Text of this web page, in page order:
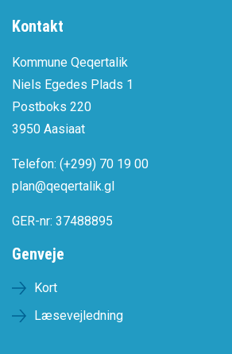
Kontakt
Kommune Qeqertalik
Niels Egedes Plads 1
Postboks 220
3950 Aasiaat
Telefon: (+299) 70 19 00
plan@qeqertalik.gl
GER-nr: 37488895
Genveje
Kort
Læsevejledning